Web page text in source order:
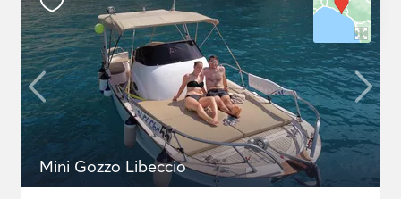
Mini Gozzo Libeccio